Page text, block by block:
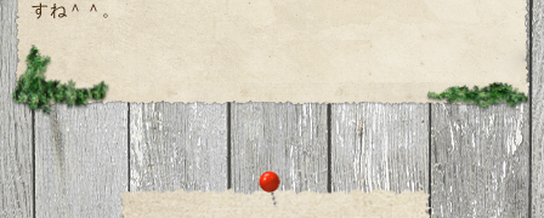
すね＾＾。